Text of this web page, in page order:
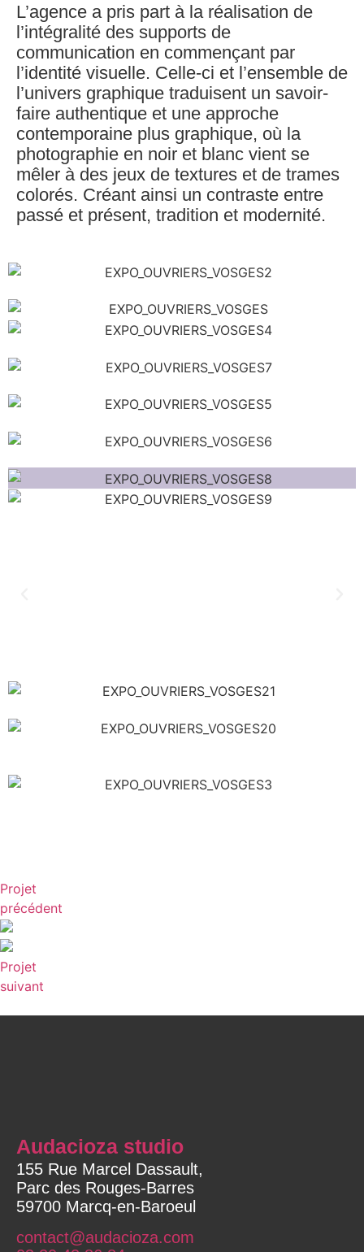
L’agence a pris part à la réalisation de
l’intégralité des supports de
communication en commençant par
l’identité visuelle. Celle-ci et l’ensemble de
l’univers graphique traduisent un savoir-
faire authentique et une approche
contemporaine plus graphique, où la
photographie en noir et blanc vient se
mêler à des jeux de textures et de trames
colorés. Créant ainsi un contraste entre
passé et présent, tradition et modernité.
Projet
précédent
Projet
suivant
Audacioza studio
155 Rue Marcel Dassault,
Parc des Rouges-Barres
59700 Marcq-en-Baroeul
contact@audacioza.com